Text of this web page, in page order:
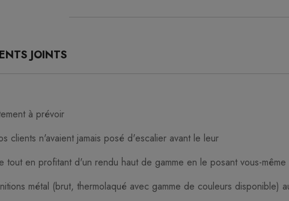
JOINTS
à prévoir
clients n'avaient jamais posé d'escalier avant le leur
en profitant d'un rendu haut de gamme en le posant vous-même
métal (brut, thermolaqué avec gamme de couleurs disponible)